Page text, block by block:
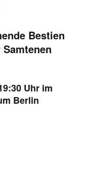
Bestien
Uhr im
Berlin